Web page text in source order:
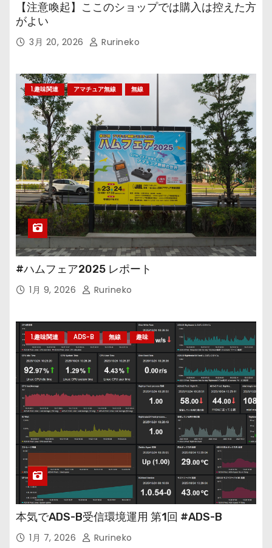
【注意喚起】ここのショップでは購入は控えた方
がよい
3月 20, 2026 Rurineko
1.趣味関連 アマチュア無線 無線
#ハムフェア2025 レポート
1月 9, 2026 Rurineko
1.趣味関連 ADS-B 無線 趣味
本気でADS-B受信環境運用 第1回 #ADS-B
1月 7, 2026 Rurineko